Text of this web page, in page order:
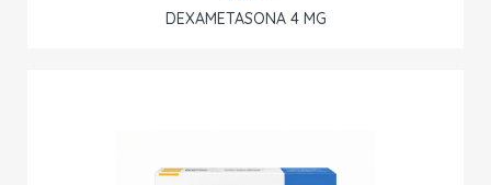
DEXAMETASONA 4 MG